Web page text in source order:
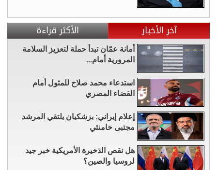
آخر الأخبار الأكثر قراءة
أمانة عمّان تبدأ حملة لتعزيز السلامة
المرورية أمام...
استدعاء محمد صلاح للمثول أمام
القضاء المصري
إعلام إيراني: بزشكيان يلتقي المرشد
مجتبى خامنئي
هل نقص الذخيرة الأمريكية خبر جيد
لروسيا والصين؟